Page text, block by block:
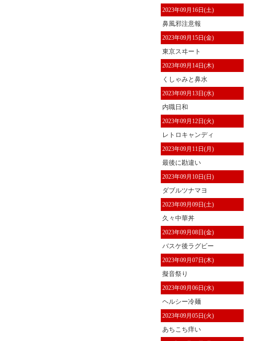
2023年09月16日(土)
鼻風邪注意報
2023年09月15日(金)
東京スヰート
2023年09月14日(木)
くしゃみと鼻水
2023年09月13日(水)
内職日和
2023年09月12日(火)
レトロキャンディ
2023年09月11日(月)
最後に勘違い
2023年09月10日(日)
ダブルツナマヨ
2023年09月09日(土)
久々中華丼
2023年09月08日(金)
バスケ後ラグビー
2023年09月07日(木)
擬音祭り
2023年09月06日(水)
ヘルシー冷麺
2023年09月05日(火)
あちこち痒い